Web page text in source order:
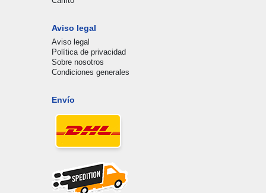
Aviso legal
Aviso legal
Política de privacidad
Sobre nosotros
Condiciones generales
Envío